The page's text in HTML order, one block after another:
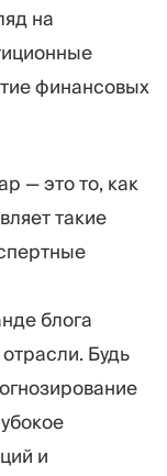
на
финансовых
— это то, как
такие
блога
Будь
и